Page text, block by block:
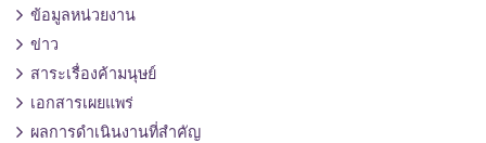
ข้อมูลหน่วยงาน
ข่าว
สาระเรื่องค้ามนุษย์
เอกสารเผยแพร่
ผลการดำเนินงานที่สำคัญ